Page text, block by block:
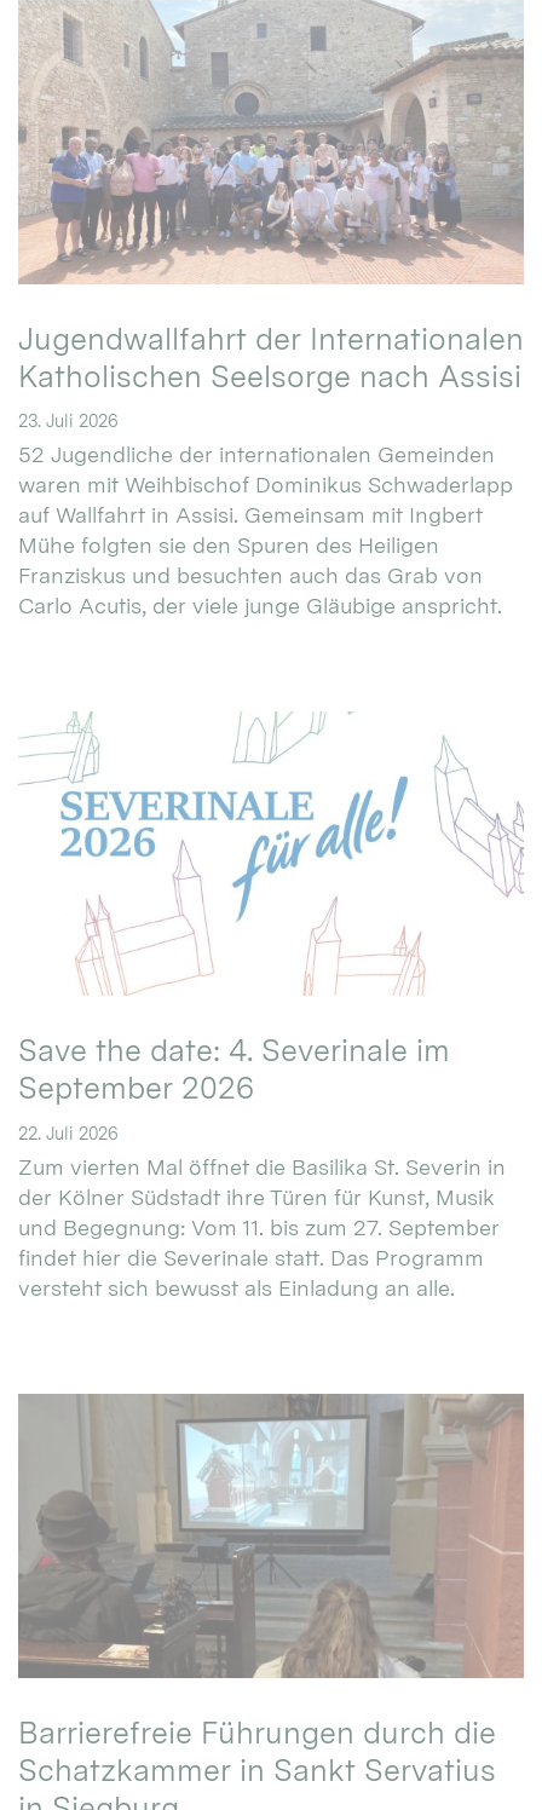
Jugendwallfahrt der Internationalen
Katholischen Seelsorge nach Assisi
23. Juli 2026
52 Jugendliche der internationalen Gemeinden
waren mit Weihbischof Dominikus Schwaderlapp
auf Wallfahrt in Assisi. Gemeinsam mit Ingbert
Mühe folgten sie den Spuren des Heiligen
Franziskus und besuchten auch das Grab von
Carlo Acutis, der viele junge Gläubige anspricht.
Save the date: 4. Severinale im
September 2026
22. Juli 2026
Zum vierten Mal öffnet die Basilika St. Severin in
der Kölner Südstadt ihre Türen für Kunst, Musik
und Begegnung: Vom 11. bis zum 27. September
findet hier die Severinale statt. Das Programm
versteht sich bewusst als Einladung an alle.
Barrierefreie Führungen durch die
Schatzkammer in Sankt Servatius